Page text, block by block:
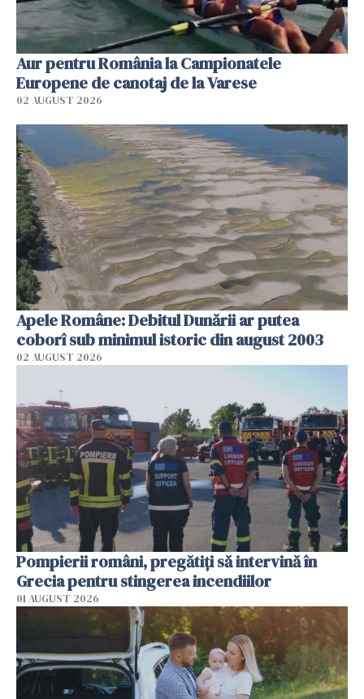
Aur pentru România la Campionatele
Europene de canotaj de la Varese
02 AUGUST 2026
Apele Române: Debitul Dunării ar putea
coborî sub minimul istoric din august 2003
02 AUGUST 2026
Pompierii români, pregătiţi să intervină în
Grecia pentru stingerea incendiilor
01 AUGUST 2026